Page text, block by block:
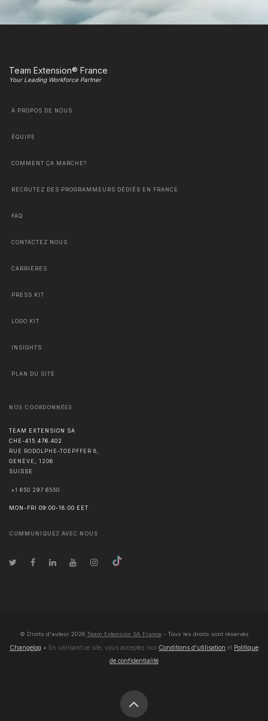
Team Extension® France
Your Leading Workforce Partner
À PROPOS DE NOUS
ÉQUIPE
COMMENT ÇA MARCHE?
RECRUTEZ DES PROGRAMMEURS DÉDIÉS EN FRANCE
FAQ
CONTACTEZ NOUS
CARRIÈRES
PRESS KIT
LOGO KIT
INSIGHTS
PLAN DU SITE
NOS COORDONNÉES
TEAM EXTENSION SA
CHE-415.476.402
RUE RODOLPHE-TOEPFFER 8,
GENÈVE , 1206
SUISSE
+1 650 297 6550
MON-FRI 09:00-18:00 EET
COMMUNIQUEZ AVEC NOUS
© Droits d'auteur 2026 Team Extension SA France- Tous les droits sont réservés
Changelog ● En utilisant ce site, vous acceptez nos Conditions d'utilisation et Politique
de confidentialité